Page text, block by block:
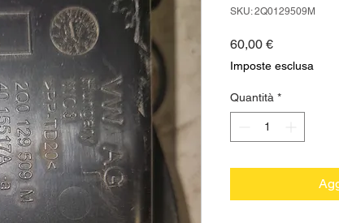
SKU: 2Q0129509M
60,00 €Prezzo
Imposte esclusa
Quantità *